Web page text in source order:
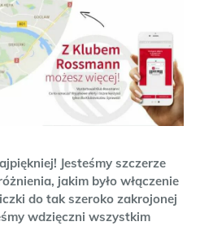
Jesteśmy szczerze
jakim było włączenie
do tak szeroko zakrojonej
wdzięczni wszystkim